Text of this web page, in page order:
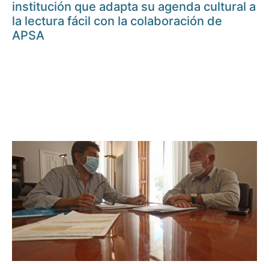
institución que adapta su agenda cultural a
la lectura fácil con la colaboración de
APSA